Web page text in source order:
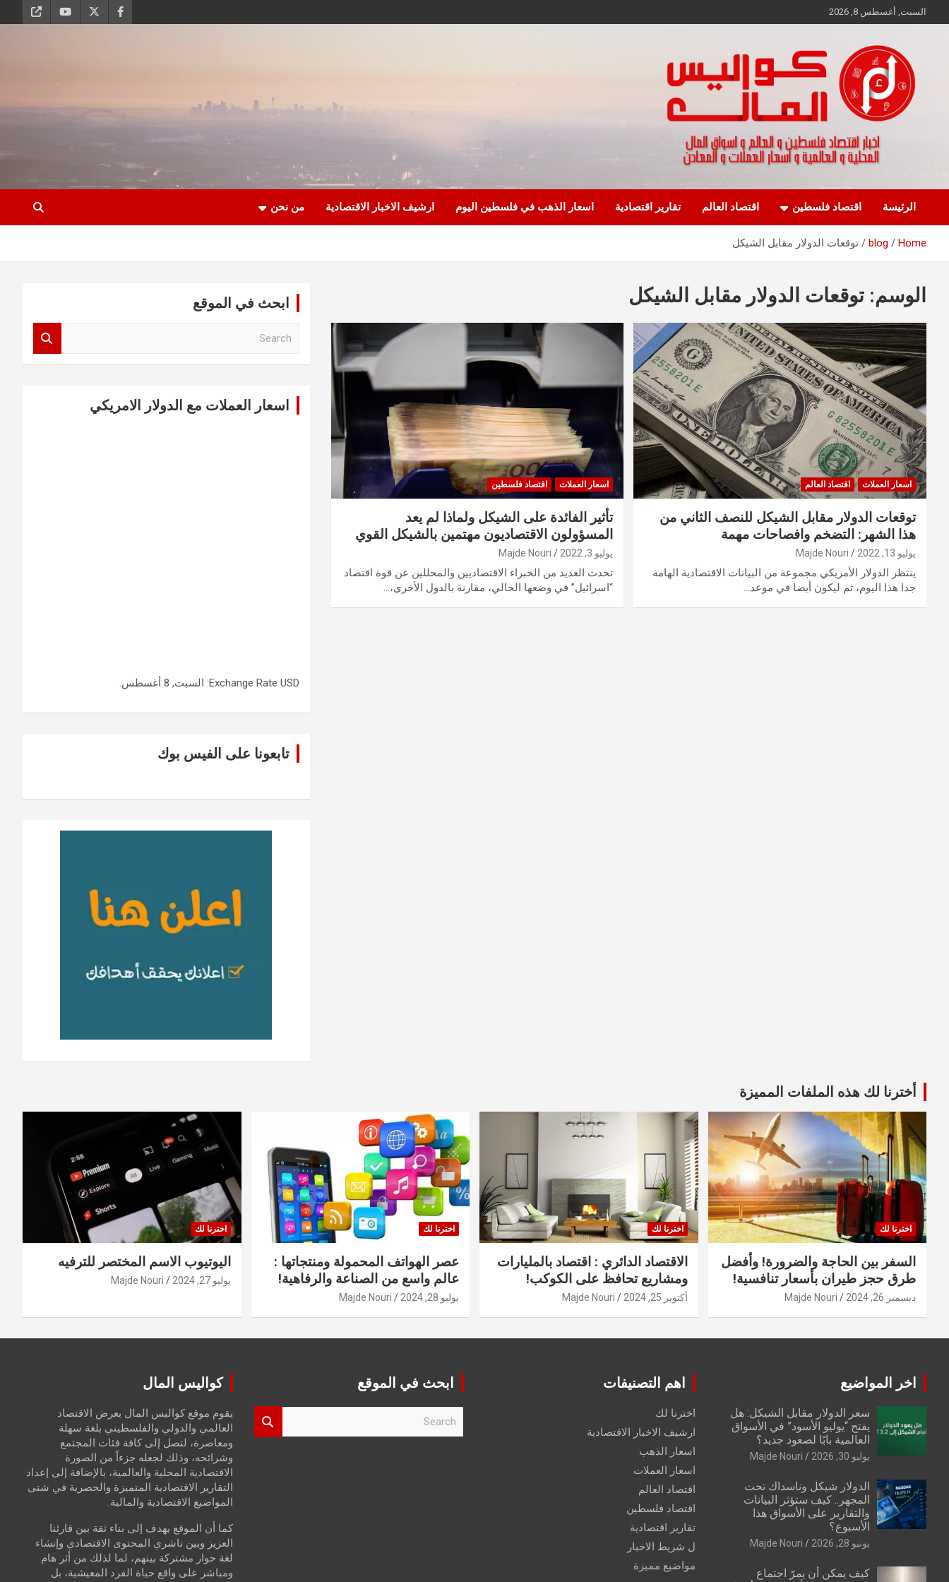
to
السبت, أغسطس 8, 2026
كواليس المال
الرئيسة اقتصاد فلسطين اقتصاد العالم تقارير اقتصادية اسعار الذهب في فلسطين اليوم ارشيف الاخبار الاقتصادية من نحن
Home
blog توقعات الدولار مقابل الشيكل
الوسم: توقعات الدولار مقابل الشيكل
اسعار العملات اقتصاد العالم
توقعات الدولار مقابل الشيكل للنصف الثاني من
هذا الشهر: التضخم وافصاحات مهمة
يوليو 13, 2022 Majde Nouri
ينتظر الدولار الأمريكي مجموعة من البيانات الاقتصادية الهامة
جدا هذا اليوم، ثم ليكون أيضا في موعد…
اسعار العملات اقتصاد فلسطين
تأثير الفائدة على الشيكل ولماذا لم يعد
المسؤولون الاقتصاديون مهتمين بالشيكل القوي
يوليو 3, 2022 Majde Nouri
تحدث العديد من الخبراء الاقتصاديين والمحللين عن قوة اقتصاد
“اسرائيل” في وضعها الحالي، مقارنة بالدول الأخرى،…
ابحث في الموقع
اسعار العملات مع الدولار الامريكي
Exchange Rate USD : السبت, 8 أغسطس.
تابعونا على الفيس بوك
أخترنا لك هذه الملفات المميزة
اخترنا لك
السفر بين الحاجة والضرورة! وأفضل
طرق حجز طيران بأسعار تنافسية!
ديسمبر 26, 2024 Majde Nouri
اخترنا لك
الاقتصاد الدائري : اقتصاد بالمليارات
ومشاريع تحافظ على الكوكب!
أكتوبر 25, 2024 Majde Nouri
اخترنا لك
عصر الهواتف المحمولة ومنتجاتها :
عالم واسع من الصناعة والرفاهية!
يوليو 28, 2024 Majde Nouri
اخترنا لك
اليوتيوب الاسم المختصر للترفيه
يوليو 27, 2024 Majde Nouri
اخر المواضيع
سعر الدولار مقابل الشيكل: هل
يفتح “يوليو الأسود” في الأسواق
العالمية بابًا لصعود جديد؟
يوليو 30, 2026 Majde Nouri
الدولار شيكل وناسداك تحت
المجهر.. كيف ستؤثر البيانات
والتقارير على الأسواق هذا
الأسبوع؟
يونيو 28, 2026 Majde Nouri
كيف يمكن أن يمرّ اجتماع
اهم التصنيفات
اخترنا لك
ارشيف الاخبار الاقتصادية
اسعار الذهب
اسعار العملات
اقتصاد العالم
اقتصاد فلسطين
تقارير اقتصادية
ل شريط الاخبار
مواضيع مميزة
ابحث في الموقع كواليس المال
يقوم موقع كواليس المال بعرض الاقتصاد
العالمي والدولي والفلسطيني بلغة سهلة
ومعاصرة، لتصل إلى كافة فئات المجتمع
وشرائحه، وذلك لجعله جزءاً من الصورة
الاقتصادية المحلية والعالمية، بالإضافة إلى إعداد
التقارير الاقتصادية المتميزة والحصرية في شتى
المواضيع الاقتصادية والمالية.
كما أن الموقع يهدف إلى بناء ثقة بين قارئنا
العزيز وبين ناشري المحتوى الاقتصادي وإنشاء
لغة حوار مشتركة بينهم، لما لذلك من أثر هام
ومباشر على واقع حياة الفرد المعيشية، بل